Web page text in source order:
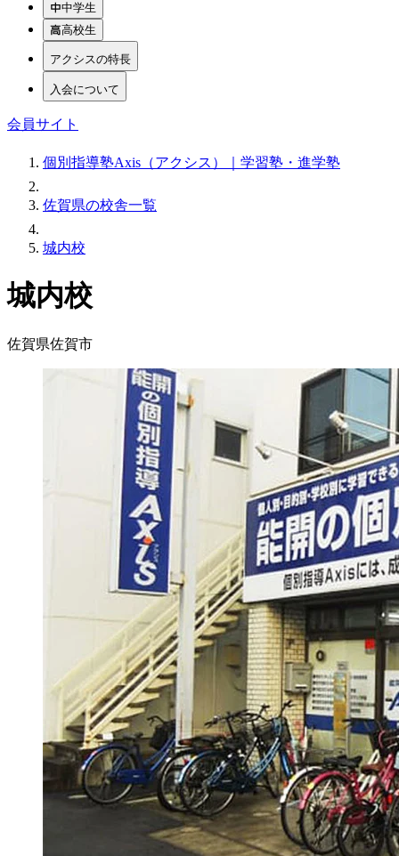
中学生
高校生
アクシスの特長
入会について
会員サイト
個別指導塾Axis（アクシス）｜学習塾・進学塾
佐賀県の校舎一覧
城内校
城内校
佐賀県佐賀市